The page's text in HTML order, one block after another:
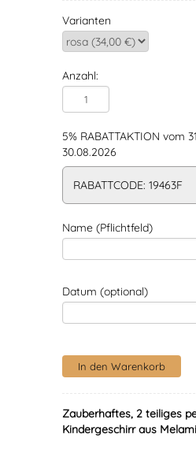
Varianten
Anzahl:
5% RABATTAKTION vom
30.08.2026
RABATTCODE: 19463F
Name (Pflichtfeld)
Datum (optional)
Zauberhaftes, 2 teiliges
Kindergeschirr aus